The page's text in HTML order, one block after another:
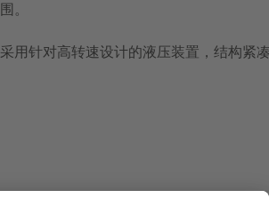
围。
采用针对高转速设计的液压装置，结构紧